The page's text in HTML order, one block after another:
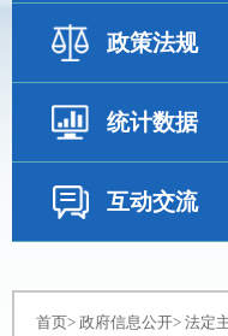
政策法规
统计数据
互动交流
首页> 政府信息公开> 法定